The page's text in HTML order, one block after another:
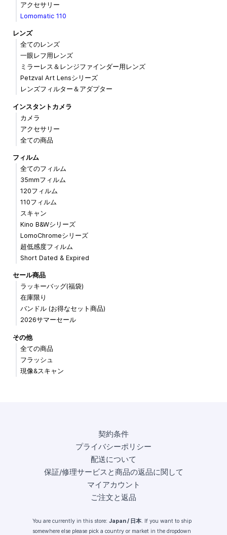
アクセサリー
Lomomatic 110
レンズ
全てのレンズ
一眼レフ用レンズ
ミラーレス＆レンジファインダー用レンズ
Petzval Art Lensシリーズ
レンズフィルター＆アダプター
インスタントカメラ
カメラ
アクセサリー
全ての商品
フィルム
全てのフィルム
35mmフィルム
120フィルム
110フィルム
スキャン
Kino B&Wシリーズ
LomoChromeシリーズ
超低感度フィルム
Short Dated & Expired
セール商品
ラッキーバッグ(福袋)
在庫限り
バンドル (お得なセット商品)
2026サマーセール
その他
全ての商品
フラッシュ
現像&スキャン
契約条件
プライバシーポリシー
配送について
保証/修理サービスと商品の返品に関して
マイアカウント
ご注文と返品
You are currently in this store: Japan / 日本. If you want to ship
somewhere else please pick a country or market in the dropdown